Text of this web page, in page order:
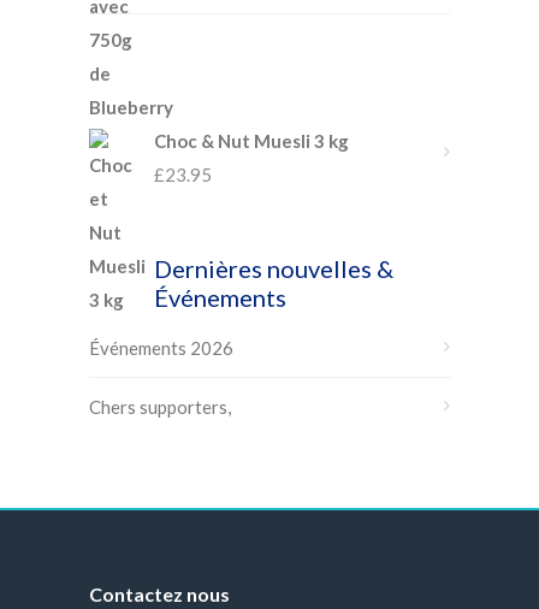
Choc & Nut Muesli 3 kg
£23.95
Dernières nouvelles &
Événements
Événements 2026
Chers supporters,
Contactez nous